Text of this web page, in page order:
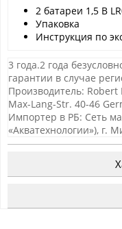
2 батареи 1,5 В
Упаковка
Инструкция по
3 года.2 года
гарантии в случае
Производитель: Robert
Max-Lang-Str. 40-46
Импортер в РБ: Сеть
«Акватехнологии»), г.